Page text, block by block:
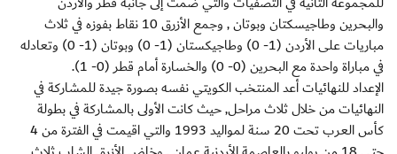
والبحرين وطاجيسكتان وبوتان , وجمع الأزرق 10 نقاط بفوزه في ثلاث
مباريات على الأردن (1- 0) وطاجيكستان (1- 0) وبوتان (1- 0) وتعادله
في مباراة واحدة مع البحرين (0- 0) والخسارة أمام قطر (0- 1).
الإعداد للنهائيات أعد المنتخب الكويتي نفسه بصورة جيدة للمشاركة في
النهائيات من خلال ثلاث مراحل, حيث كانت الأولى بالمشاركة في بطولة
كأس العرب تحت 20 سنة لمواليد 1993 والتي اقيمت في الفترة من 4